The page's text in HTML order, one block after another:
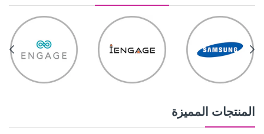
المنتجات المميزة